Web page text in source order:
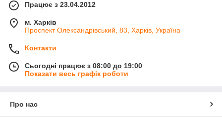
Працює з 23.04.2012
м. Харків
Проспект Олександрівський, 83, Харків, Україна
Контакти
Сьогодні працює з 08:00 до 19:00
Показати весь графік роботи
Про нас